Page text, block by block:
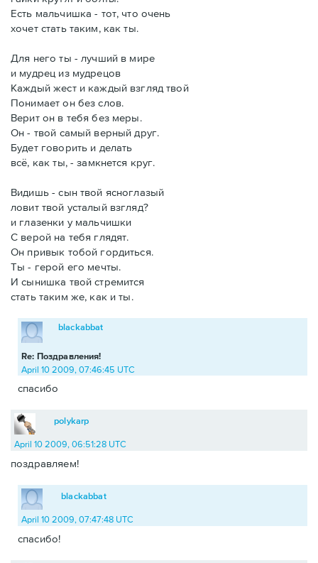
Есть мальчишка - тот, что очень
хочет стать таким, как ты.
Для него ты - лучший в мире
и мудрец из мудрецов
Каждый жест и каждый взгляд твой
Понимает он без слов.
Верит он в тебя без меры.
Он - твой самый верный друг.
Будет говорить и делать
всё, как ты, - замкнется круг.
Видишь - сын твой ясноглазый
ловит твой усталый взгляд?
и глазенки у мальчишки
С верой на тебя глядят.
Он привык тобой гордиться.
Ты - герой его мечты.
И сынишка твой стремится
стать таким же, как и ты.
Re: Поздравления!
blackabbat
April 10 2009, 07:46:45 UTC
спасибо
polykarp
April 10 2009, 06:51:28 UTC
поздравляем!
blackabbat
April 10 2009, 07:47:48 UTC
спасибо!